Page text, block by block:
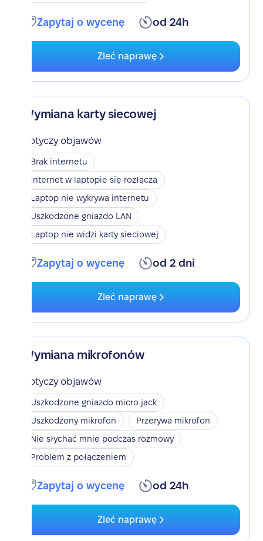
Zapytaj o wycenę od 24h
Zleć naprawę
Wymiana karty siecowej
Dotyczy objawów
Brak internetu
Internet w laptopie się rozłącza
Laptop nie wykrywa internetu
Uszkodzone gniazdo LAN
Laptop nie widzi karty sieciowej
Zapytaj o wycenę od 2 dni
Zleć naprawę
Wymiana mikrofonów
Dotyczy objawów
Uszkodzone gniazdo micro jack
Uszkodzony mikrofon
Przerywa mikrofon
Nie słychać mnie podczas rozmowy
Problem z połączeniem
Zapytaj o wycenę od 24h
Zleć naprawę